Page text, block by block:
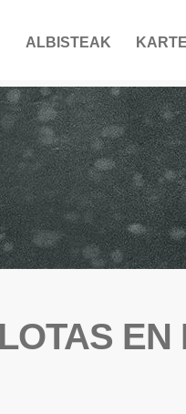
ALBISTEAK
EN